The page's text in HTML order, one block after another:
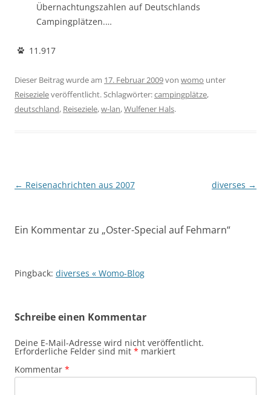
Übernachtungszahlen auf Deutschlands
Campingplätzen.…
11.917
Dieser Beitrag wurde am 17. Februar 2009von womo unter
Reisezieleveröffentlicht. Schlagwörter:campingplätze,
deutschland, Reiseziele,w-lan,Wulfener Hals.
Beitragsnavigation
← Reisenachrichten aus 2007 diverses →
Ein Kommentar zu „Oster-Special auf Fehmarn“
Pingback: diverses « Womo-Blog
Schreibe einen Kommentar
Deine E-Mail-Adresse wird nicht veröffentlicht.
Erforderliche Felder sind mit * markiert
Kommentar *